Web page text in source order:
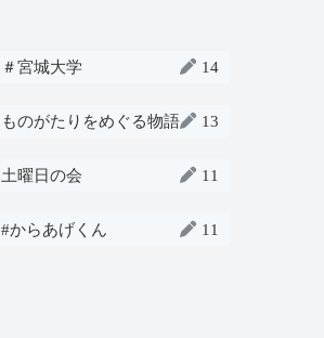
＃宮城大学 14
ものがたりをめぐる物語 13
土曜日の会 11
#からあげくん 11